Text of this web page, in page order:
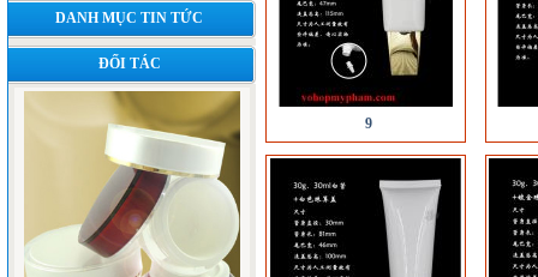
DANH MỤC TIN TỨC
ĐỐI TÁC
9